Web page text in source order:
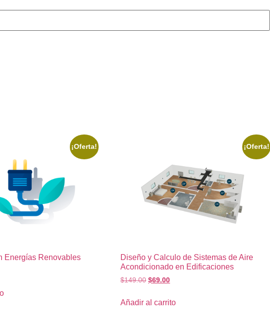
¡Oferta!
Energías Renovables
¡Oferta!
Diseño y Calculo de Sistemas de Aire
Acondicionado en Edificaciones
$149.00 $69.00
Añadir al carrito